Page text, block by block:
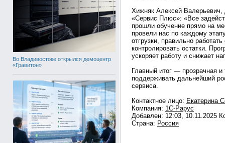
Во Владивостоке открылся демоцентр
«Гравитон»
Хижняк Алексей
«Сервис Плюс»: «Все
прошли обучение прямо на
провели нас по каждому
отгрузки, правильно
контролировать остатки.
ускоряет работу и снижает
Главный итог — прозрачная и
поддерживать дальнейший
сервиса.
Контактное лицо: Екатерина
Компания: 1С-Рарус
Добавлен: 12:03, 10.11.2025
Страна: Россия